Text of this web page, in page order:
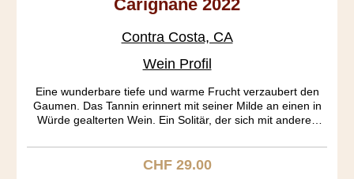
Carignane 2022
Contra Costa, CA
Wein Profil
Eine wunderbare tiefe und warme Frucht verzaubert den
Gaumen. Das Tannin erinnert mit seiner Milde an einen in
Würde gealterten Wein. Ein Solitär, der sich mit anderen
aus Aragonien und wird dort auch Mazuelo genannt. Diese
Rebsorte fand im 18. Jahrhundert seine grösste Verbreitung
Regulärer Preis:
CHF 29.00